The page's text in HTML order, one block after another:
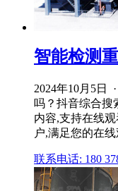
智能检测
2024年10月5日
吗？抖音综合搜
内容,支持在线
户,满足您的在线
联系电话: 180